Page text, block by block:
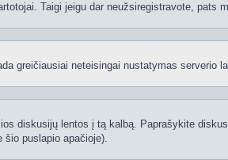
Taigi jeigu dar neužsiregistravote, pats
greičiausiai neteisingai nustatymas serverio
diskusijų lentos į tą kalbą. Paprašykite
šio puslapio apačioje).